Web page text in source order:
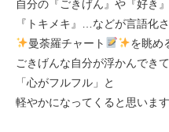
自分の『ごきげん』や『好き』
『トキメキ』…などが言語化
曼荼羅チャート
を眺め
ごきげんな自分が浮かんできて
「心がフルフル」と
軽やかになってくると思います